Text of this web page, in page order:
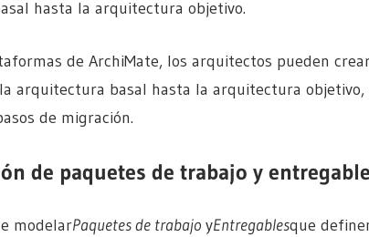
hasta la arquitectura objetivo.
de ArchiMate, los arquitectos pueden
arquitectura basal hasta la arquitectura
de migración.
de paquetes de trabajo y
modelarPaquetes de trabajoyEntregablesque